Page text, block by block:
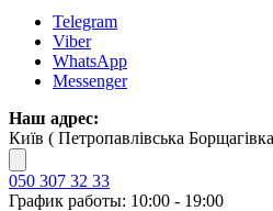
Telegram
Viber
WhatsApp
Messenger
Наш адрес:
Київ ( Петропавлівська
050 307 32 33
График работы: 10:00 - 19:00